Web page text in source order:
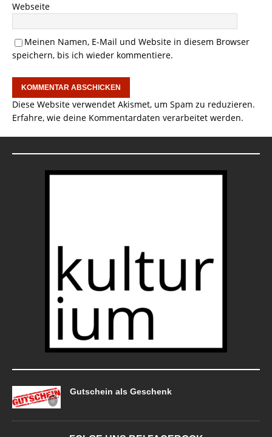
Webseite
Meinen Namen, E-Mail und Website in diesem Browser
speichern, bis ich wieder kommentiere.
Diese Website verwendet Akismet, um Spam zu reduzieren.
Erfahre, wie deine Kommentardaten verarbeitet werden.
Gutschein als Geschenk